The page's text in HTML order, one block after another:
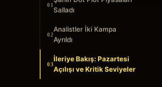
01
Salladı
02
Analistler İki Kampa
Ayrıldı
03
İleriye Bakış: Pazartesi
Açılışı ve Kritik Seviyeler